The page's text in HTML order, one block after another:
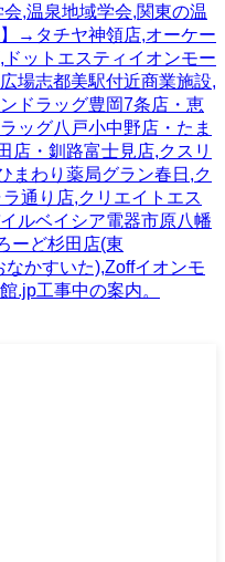
,温泉地域学会,関東の温
→タチヤ神領店,オーケー
ットエスティイオンモー
場志都美駅付近商業施設,
ドラッグ豊岡7条店・恵
ッグ八戸小中野店・たま
店・釧路富士見店,クスリ
まわり薬局グラン春日,ク
通り店,クリエイトエス
ルベイシア電器市原八幡
ーど杉田店(東
かすいた),Zoffイオンモ
.jp工事中の案内。